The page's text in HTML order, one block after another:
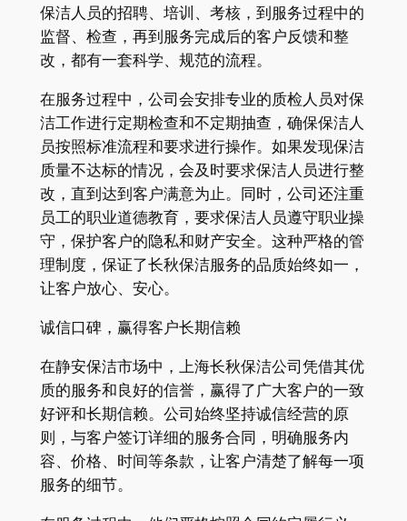
保洁人员的招聘、培训、考核，到服务过程中的
监督、检查，再到服务完成后的客户反馈和整
改，都有一套科学、规范的流程。
在服务过程中，公司会安排专业的质检人员对保
洁工作进行定期检查和不定期抽查，确保保洁人
员按照标准流程和要求进行操作。如果发现保洁
质量不达标的情况，会及时要求保洁人员进行整
改，直到达到客户满意为止。同时，公司还注重
员工的职业道德教育，要求保洁人员遵守职业操
守，保护客户的隐私和财产安全。这种严格的管
理制度，保证了长秋保洁服务的品质始终如一，
让客户放心、安心。
诚信口碑，赢得客户长期信赖
在静安保洁市场中，上海长秋保洁公司凭借其优
质的服务和良好的信誉，赢得了广大客户的一致
好评和长期信赖。公司始终坚持诚信经营的原
则，与客户签订详细的服务合同，明确服务内
容、价格、时间等条款，让客户清楚了解每一项
服务的细节。